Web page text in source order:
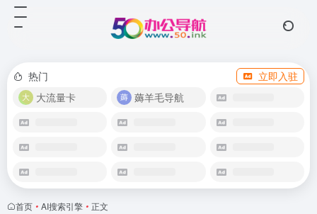
热门
立即入驻
大流量卡
薅羊毛导航
首页 • AI搜索引擎 • 正文